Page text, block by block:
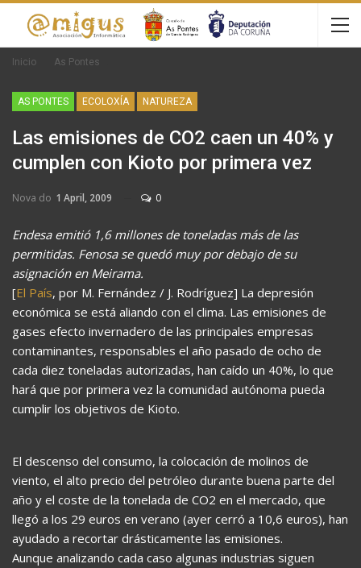
Inicio As Pontes
AS PONTES ECOLOXÍA NATUREZA
Las emisiones de CO2 caen un 40% y
cumplen con Kioto por primera vez
Nova do 1 April, 2009 0
Endesa emitió 1,6 millones de toneladas más de las
permitidas. Fenosa se quedó muy por debajo de su
asignación en Meirama.
[El País, por M. Fernández / J. Rodríguez] La depresión
económica se está aliando con el clima. Las emisiones de
gases efecto invernadero de las principales empresas
contaminantes, responsables el año pasado de ocho de
cada diez toneladas autorizadas, han caído un 40%, lo que
hará que por primera vez la comunidad autónoma pueda
cumplir los objetivos de Kioto.
El descenso del consumo, la colocación de molinos de
viento, el alto precio del petróleo durante buena parte del
año y el coste de la tonelada de CO2 en el mercado, que
llegó a los 29 euros en verano (ayer cerró a 10,6 euros), han
ayudado a recortar drásticamente las emisiones.
Aunque analizando cada caso algunas industrias siguen